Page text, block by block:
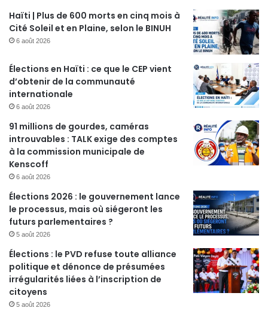
Haïti | Plus de 600 morts en cinq mois à
Cité Soleil et en Plaine, selon le BINUH
6 août 2026
Élections en Haïti : ce que le CEP vient
d’obtenir de la communauté
internationale
6 août 2026
91 millions de gourdes, caméras
introuvables : TALK exige des comptes
à la commission municipale de
Kenscoff
6 août 2026
Élections 2026 : le gouvernement lance
le processus, mais où siégeront les
futurs parlementaires ?
5 août 2026
Élections : le PVD refuse toute alliance
politique et dénonce de présumées
irrégularités liées à l’inscription de
citoyens
5 août 2026